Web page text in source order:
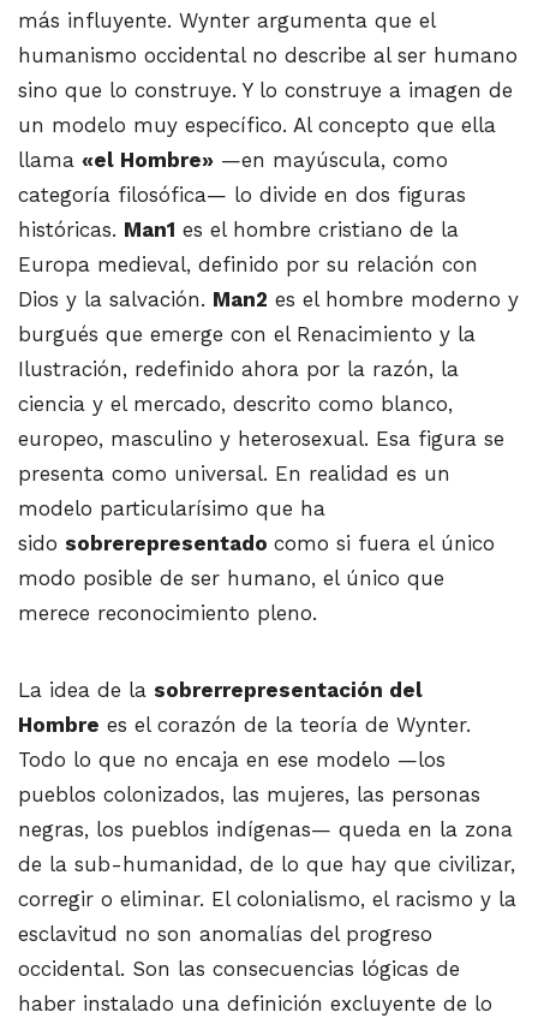
más influyente. Wynter argumenta que el
humanismo occidental no describe al ser humano
sino que lo construye. Y lo construye a imagen de
un modelo muy específico. Al concepto que ella
llama «el Hombre» —en mayúscula, como
categoría filosófica— lo divide en dos figuras
históricas. Man1 es el hombre cristiano de la
Europa medieval, definido por su relación con
Dios y la salvación. Man2 es el hombre moderno y
burgués que emerge con el Renacimiento y la
Ilustración, redefinido ahora por la razón, la
ciencia y el mercado, descrito como blanco,
europeo, masculino y heterosexual. Esa figura se
presenta como universal. En realidad es un
modelo particularísimo que ha
sido sobrerepresentado como si fuera el único
modo posible de ser humano, el único que
merece reconocimiento pleno.
La idea de la sobrerrepresentación del
Hombre es el corazón de la teoría de Wynter.
Todo lo que no encaja en ese modelo —los
pueblos colonizados, las mujeres, las personas
negras, los pueblos indígenas— queda en la zona
de la sub-humanidad, de lo que hay que civilizar,
corregir o eliminar. El colonialismo, el racismo y la
esclavitud no son anomalías del progreso
occidental. Son las consecuencias lógicas de
haber instalado una definición excluyente de lo